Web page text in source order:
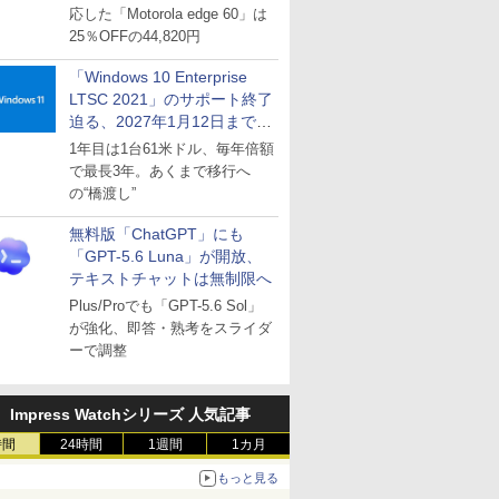
応した「Motorola edge 60」は
25％OFFの44,820円
「Windows 10 Enterprise
LTSC 2021」のサポート終了
迫る、2027年1月12日まで
～ESUは9月1日から販売
1年目は1台61米ドル、毎年倍額
で最長3年。あくまで移行へ
の“橋渡し”
無料版「ChatGPT」にも
「GPT-5.6 Luna」が開放、
テキストチャットは無制限へ
Plus/Proでも「GPT-5.6 Sol」
が強化、即答・熟考をスライダ
ーで調整
Impress Watchシリーズ 人気記事
24時間 1週間 1カ月
もっと見る